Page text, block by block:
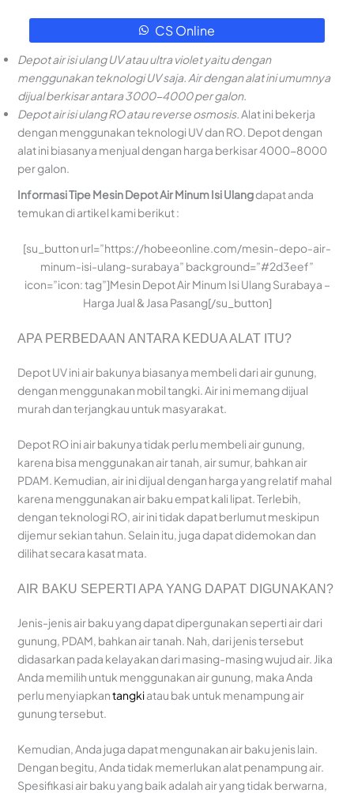
CS Online
Depot air isi ulang UVatau ultra violet yaitu dengan
menggunakan teknologi UV saja. Air dengan alat ini umumnya
dijual berkisar antara 3000-4000 per galon.
Depot air isi ulang RO atau reverseosmosis.Alat ini bekerja
dengan menggunakan teknologi UV dan RO. Depot dengan
alat ini biasanya menjual dengan harga berkisar 4000-8000
per galon.
Informasi Tipe Mesin Depot Air Minum Isi Ulangdapat anda
temukan di artikel kami berikut :
[su_button url=”https://hobeeonline.com/mesin-depo-air-
minum-isi-ulang-surabaya” background=”#2d3eef”
icon=”icon: tag”]Mesin Depot Air Minum Isi Ulang Surabaya –
Harga Jual & Jasa Pasang[/su_button]
APA PERBEDAAN ANTARA KEDUA ALAT ITU?
Depot UV ini air bakunya biasanya membeli dari air gunung,
dengan menggunakan mobil tangki. Air ini memang dijual
murah dan terjangkau untuk masyarakat.
Depot RO ini air bakunya tidak perlu membeli air gunung,
karena bisa menggunakan air tanah, air sumur, bahkan air
PDAM. Kemudian, air ini dijual dengan harga yang relatif mahal
karena menggunakan air baku empat kali lipat. Terlebih,
dengan teknologi RO, air ini tidak dapat berlumut meskipun
dijemur sekian tahun. Selain itu, juga dapat didemokan dan
dilihat secara kasat mata.
AIR BAKU SEPERTI APA YANG DAPAT DIGUNAKAN?
Jenis-jenis air baku yang dapat dipergunakan seperti air dari
gunung, PDAM, bahkan air tanah. Nah, dari jenis tersebut
didasarkan pada kelayakan dari masing-masing wujud air. Jika
Anda memilih untuk menggunakan air gunung, maka Anda
perlu menyiapkantangkiatau bak untuk menampung air
gunung tersebut.
Kemudian, Anda juga dapat mengunakan air baku jenis lain.
Dengan begitu, Anda tidak memerlukan alat penampung air.
Spesifikasi air baku yang baik adalah air yang tidak berwarna,